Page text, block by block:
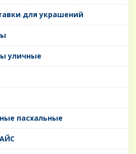
для украшений
уличные
пасхальные